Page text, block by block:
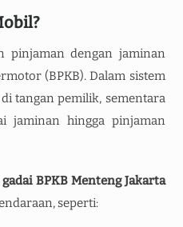
pinjaman dengan jaminan
(BPKB). Dalam sistem
tangan pemilik, sementara
jaminan hingga pinjaman
gadai BPKB Menteng Jakarta
seperti: